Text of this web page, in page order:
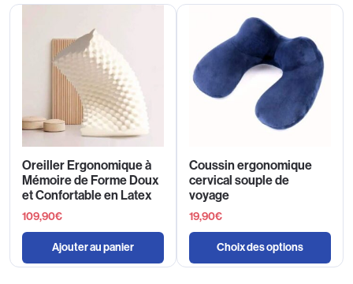
Oreiller Ergonomique à
Mémoire de Forme Doux
et Confortable en Latex
109,90€
Ajouter au panier
Coussin ergonomique
cervical souple de
voyage
19,90€
Choix des options